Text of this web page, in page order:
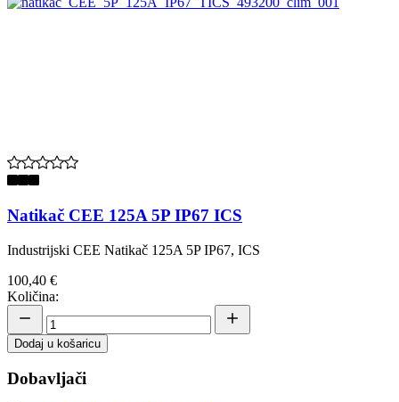
Natikač CEE 125A 5P IP67 ICS
Industrijski CEE Natikač 125A 5P IP67, ICS
100,40 €
Količina:
Dodaj u košaricu
Dobavljači